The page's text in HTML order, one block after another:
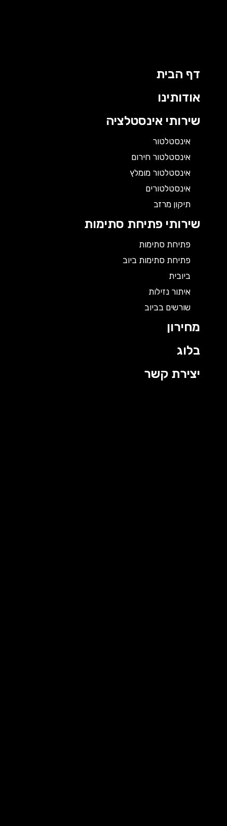
דף הבית
אודותינו
שירותי אינסטלציה
אינסטלטור
אינסטלטור חירום
אינסטלטור מומלץ
אינסטלטורים
תיקון מרזב
שירותי פתיחת סתימות
פתיחת סתימות
פתיחת סתימות ביוב
ביובית
איתור נזילות
שורשים בביוב
מחירון
בלוג
יצירת קשר